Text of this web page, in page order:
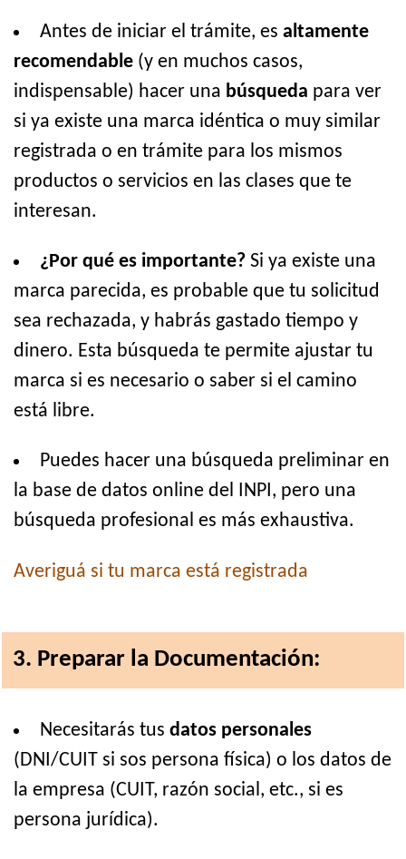
Antes de iniciar el trámite, esaltamente
recomendable (y en muchos casos,
indispensable) hacer una búsqueda para ver
si ya existe una marca idéntica o muy similar
registrada o en trámite para los mismos
productos o servicios en las clases que te
interesan.
¿Por qué es importante? Si ya existe una
marca parecida, es probable que tu solicitud
sea rechazada, y habrás gastado tiempo y
dinero. Esta búsqueda te permite ajustar tu
marca si es necesario o saber si el camino
está libre.
Puedes hacer una búsqueda preliminar en
la base de datos online del INPI, pero una
búsqueda profesional es más exhaustiva.
Averiguá si tu marca está registrada
3. Preparar la Documentación:
Necesitarás tusdatos personales
(DNI/CUIT si sos persona física) o los datos de
la empresa (CUIT, razón social, etc., si es
persona jurídica).